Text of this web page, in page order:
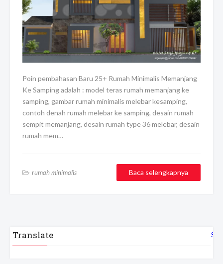
Poin pembahasan Baru 25+ Rumah Minimalis Memanjang
Ke Samping adalah : model teras rumah memanjang ke
samping, gambar rumah minimalis melebar kesamping,
contoh denah rumah melebar ke samping, desain rumah
sempit memanjang, desain rumah type 36 melebar, desain
rumah mem…
rumah minimalis Baca selengkapnya
Translate